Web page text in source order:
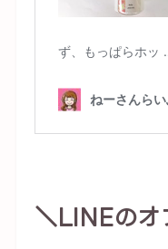
＼LINEのオ